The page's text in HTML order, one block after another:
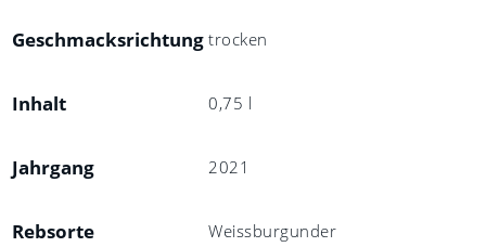
Geschmacksrichtung trocken
Inhalt 0,75 l
Jahrgang 2021
Rebsorte Weissburgunder